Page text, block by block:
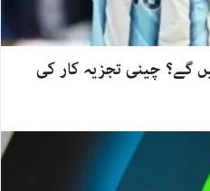
گے؟ چینی تجزیہ کار کی